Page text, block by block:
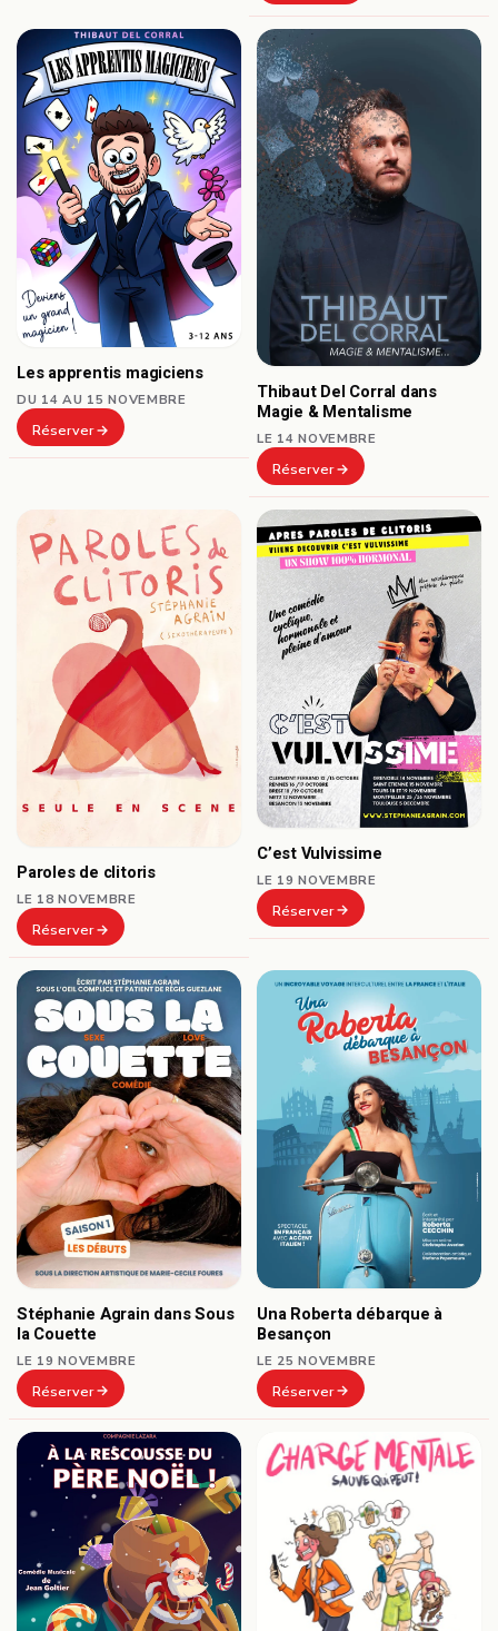
Les apprentis magiciens
DU 14 AU 15 NOVEMBRE
Réserver
Thibaut Del Corral dans
Magie & Mentalisme
LE 14 NOVEMBRE
Réserver
Paroles de clitoris
LE 18 NOVEMBRE
Réserver
C’est Vulvissime
LE 19 NOVEMBRE
Réserver
Stéphanie Agrain dans Sous
la Couette
LE 19 NOVEMBRE
Réserver
Una Roberta débarque à
Besançon
LE 25 NOVEMBRE
Réserver